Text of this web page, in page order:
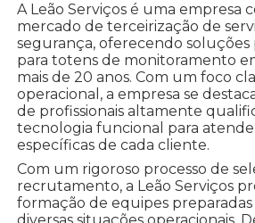
A Leão Serviços é uma empresa
mercado de terceirização de
segurança, oferecendo soluções
para totens de monitoramento
mais de 20 anos. Com um foco
operacional, a empresa se
de profissionais altamente
tecnologia funcional para
específicas de cada cliente.
Com um rigoroso processo de
recrutamento, a Leão Serviços
formação de equipes